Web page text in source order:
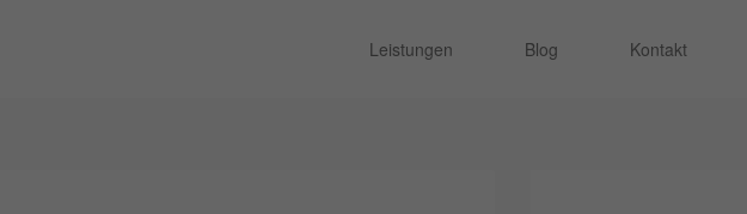
Leistungen Blog Kontakt